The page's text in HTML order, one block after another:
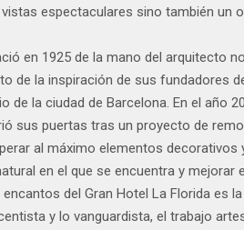
espectaculares sino también un
en 1925 de la mano del arquitecto
de la inspiración de sus fundadores
de la ciudad de Barcelona. En el año
sus puertas tras un proyecto de
al máximo elementos decorativos
en el que se encuentra y mejorar
del Gran Hotel La Florida es
y lo vanguardista, el trabajo